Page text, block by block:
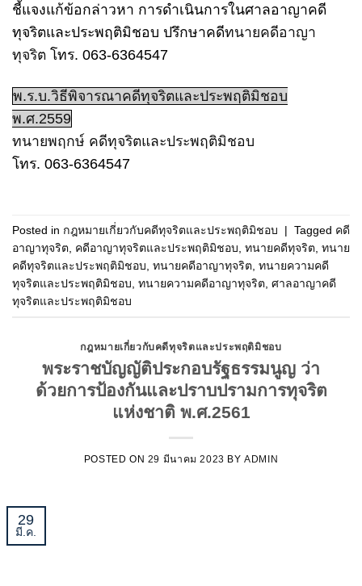
ชี้แจงแก้ข้อกล่าวหา การดำเนินการในศาลอาญาคดี
ทุจริตและประพฤติมิชอบ ปรึกษาคดีทนายคดีอาญา
ทุจริต โทร. 063-6364547
พ.ร.บ.วิธีพิจารณาคดีทุจริตและประพฤติมิชอบ
พ.ศ.2559
ทนายพฤกษ์ คดีทุจริตและประพฤติมิชอบ
โทร. 063-6364547
Posted in กฎหมายเกี่ยวกับคดีทุจริตและประพฤติมิชอบ | Tagged คดี
อาญาทุจริต คดีอาญาทุจริตและประพฤติมิชอบ ทนายคดีทุจริต ทนาย
คดีทุจริตและประพฤติมิชอบ ทนายคดีอาญาทุจริต ทนายความคดี
ทุจริตและประพฤติมิชอบ ทนายความคดีอาญาทุจริต ศาลอาญาคดี
ทุจริตและประพฤติมิชอบ
กฎหมายเกี่ยวกับคดีทุจริตและประพฤติมิชอบ
พระราชบัญญัติประกอบรัฐธรรมนูญ ว่า
ด้วยการป้องกันและปราบปรามการทุจริต
แห่งชาติ พ.ศ.2561
POSTED ON 29 มีนาคม 2023 BYADMIN
29
มี.ค.